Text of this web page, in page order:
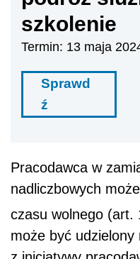
szkolenie
Termin: 13 maja
Sprawd
ź
Pracodawca w
nadliczbowych
czasu wolnego (art.
może być